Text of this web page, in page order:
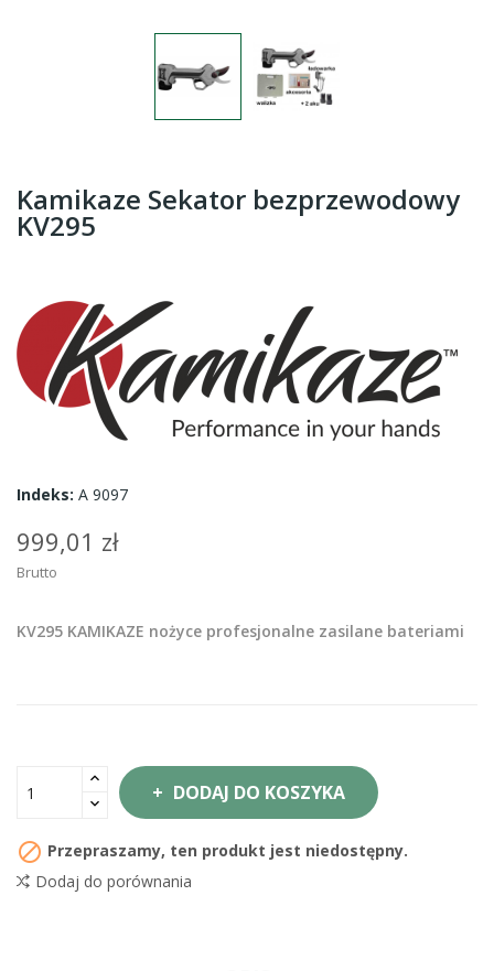
Kamikaze Sekator bezprzewodowy
KV295
Indeks: A 9097
999,01 zł
Brutto
KV295 KAMIKAZE nożyce profesjonalne zasilane bateriami
DODAJ DO KOSZYKA
 Przepraszamy, ten produkt jest niedostępny.
Dodaj do porównania